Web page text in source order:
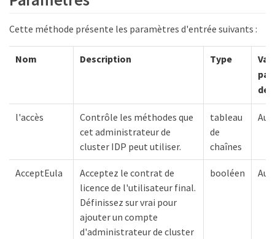
Cette méthode présente les paramètres d'entrée suivants :
Nom Description Type
par
l'accès
Contrôle les méthodes que
cet administrateur de
cluster IDP peut utiliser.
tableau
de
chaînes
AcceptEula
Acceptez le contrat de
licence de l'utilisateur final.
Définissez sur vrai pour
ajouter un compte
d'administrateur de cluster
booléen